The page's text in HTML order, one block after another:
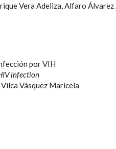
Vera Adeliza, Alfaro Álvarez
por VIH
infection
Vásquez Maricela